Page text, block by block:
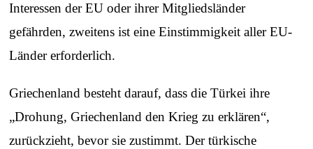
Interessen der EU oder ihrer Mitgliedsländer
gefährden, zweitens ist eine Einstimmigkeit aller EU-
Länder erforderlich.
Griechenland besteht darauf, dass die Türkei ihre
„Drohung, Griechenland den Krieg zu erklären“,
zurückzieht, bevor sie zustimmt. Der türkische